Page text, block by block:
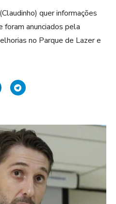
quer informações
anunciados pela
no Parque de Lazer e